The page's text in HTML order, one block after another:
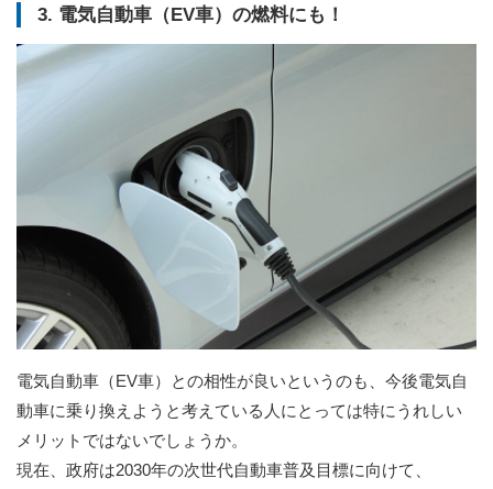
3. 電気自動車（EV車）の燃料にも！
電気自動車（EV車）との相性が良いというのも、今後電気自
動車に乗り換えようと考えている人にとっては特にうれしい
メリットではないでしょうか。
現在、政府は2030年の次世代自動車普及目標に向けて、